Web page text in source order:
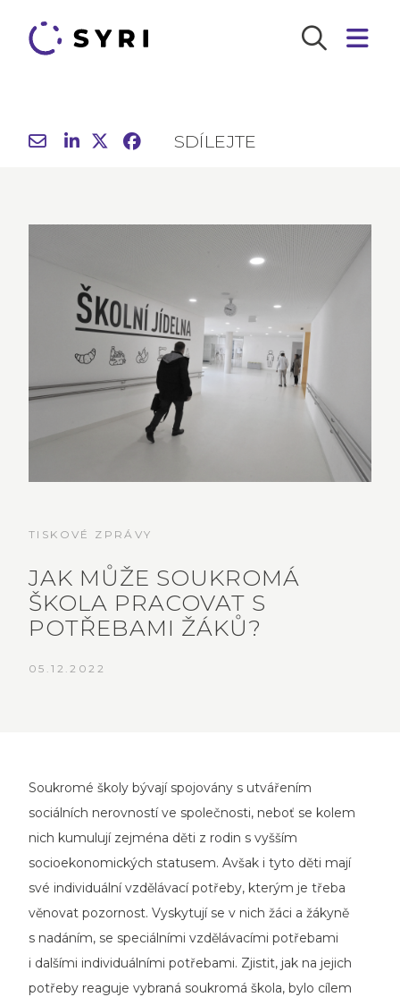
SDÍLEJTE
TISKOVÉ ZPRÁVY
JAK MŮŽE SOUKROMÁ
ŠKOLA PRACOVAT S
POTŘEBAMI ŽÁKŮ?
05.12.2022
Soukromé školy bývají spojovány s utvářením
sociálních nerovností ve společnosti, neboť se kolem
nich kumulují zejména děti z rodin s vyšším
socioekonomických statusem. Avšak i tyto děti mají
své individuální vzdělávací potřeby, kterým je třeba
věnovat pozornost. Vyskytují se v nich žáci a žákyně
s nadáním, se speciálními vzdělávacími potřebami
i dalšími individuálními potřebami. Zjistit, jak na jejich
potřeby reaguje vybraná soukromá škola, bylo cílem